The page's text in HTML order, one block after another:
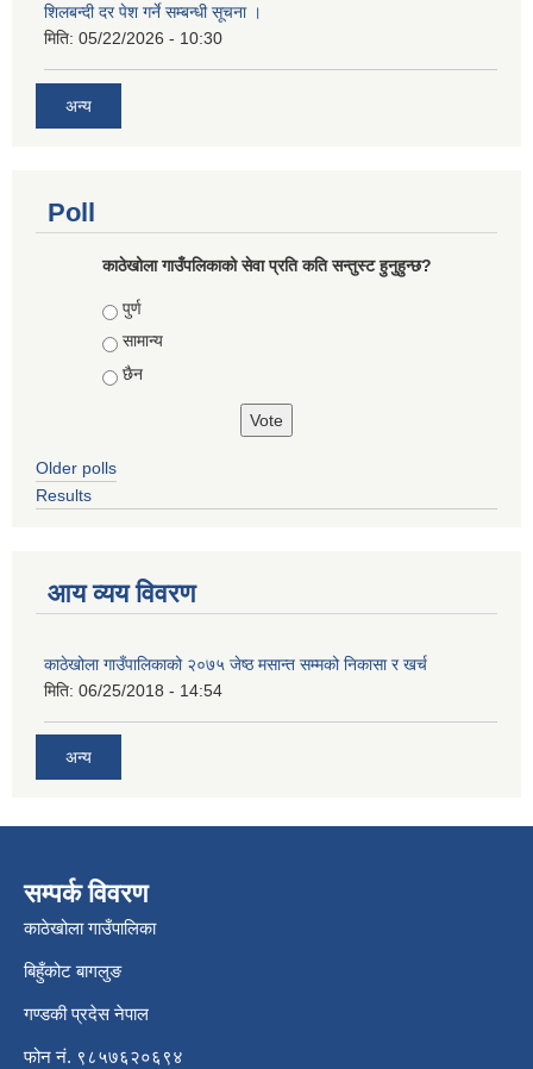
शिलबन्दी दर पेश गर्ने सम्बन्धी सूचना ।
मिति: 05/22/2026 - 10:30
अन्य
Poll
काठेखोला गाउँपलिकाको सेवा प्रति कति सन्तुस्ट हुनुहुन्छ?
Choices
पुर्ण
सामान्य
छैन
Older polls
Results
आय व्यय विवरण
काठेखोला गाउँपालिकाको २०७५ जेष्ठ मसान्त सम्मको निकासा र खर्च
मिति: 06/25/2018 - 14:54
अन्य
सम्पर्क विवरण
काठेखोला गाउँपालिका
बिहुँकोट बागलुङ
गण्डकी प्रदेस नेपाल
फोन नं. ९८५७६२०६९४